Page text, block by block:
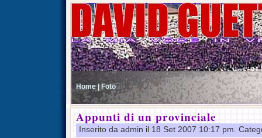
Home | Foto
Appunti di un provinciale
Inserito da admin il 18 Set 2007 10:17 pm.